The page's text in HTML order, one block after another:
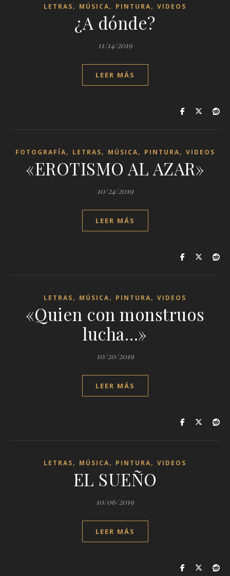
LETRAS, MÚSICA, PINTURA, VIDEOS
¿A dónde?
11/14/2019
LEER MÁS
FOTOGRAFÍA, LETRAS, MÚSICA, PINTURA, VIDEOS
«EROTISMO AL AZAR»
10/24/2019
LEER MÁS
LETRAS, MÚSICA, PINTURA, VIDEOS
«Quien con monstruos
lucha…»
10/20/2019
LEER MÁS
LETRAS, MÚSICA, PINTURA, VIDEOS
EL SUEÑO
10/06/2019
LEER MÁS